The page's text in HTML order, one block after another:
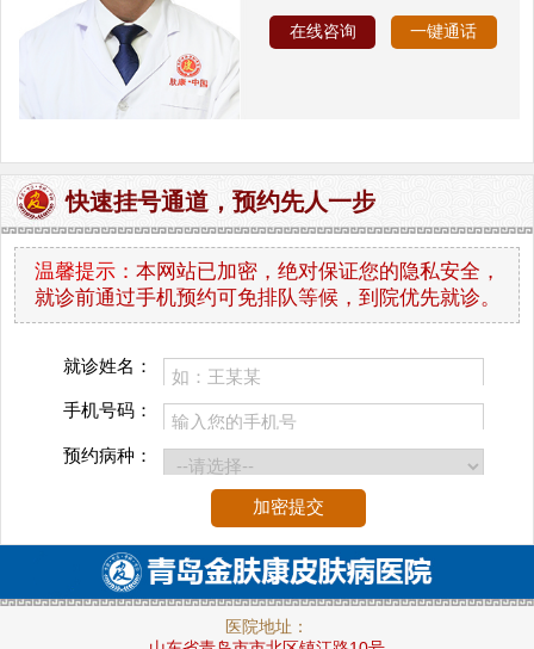
在线咨询 一键通话
快速挂号通道，预约先人一步
温馨提示： 本网站已加密，绝对保证您的隐私安全，
就诊前通过手机预约可免排队等候，到院优先就诊。
就诊姓名：
手机号码：
预约病种：
医院地址：